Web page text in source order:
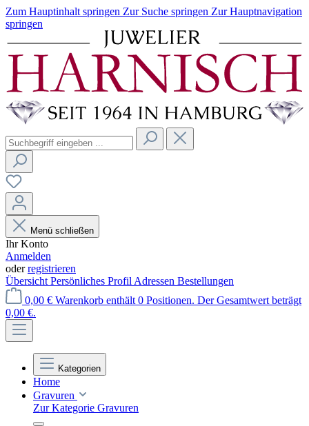
Zum Hauptinhalt springen Zur Suche springen Zur Hauptnavigation
springen
Menü schließen
Ihr Konto
Anmelden
oderregistrieren
Übersicht Persönliches Profil Adressen Bestellungen
0,00 € Warenkorb enthält 0 Positionen. Der Gesamtwert beträgt
0,00 €.
Kategorien
Home
Gravuren
Zur Kategorie Gravuren